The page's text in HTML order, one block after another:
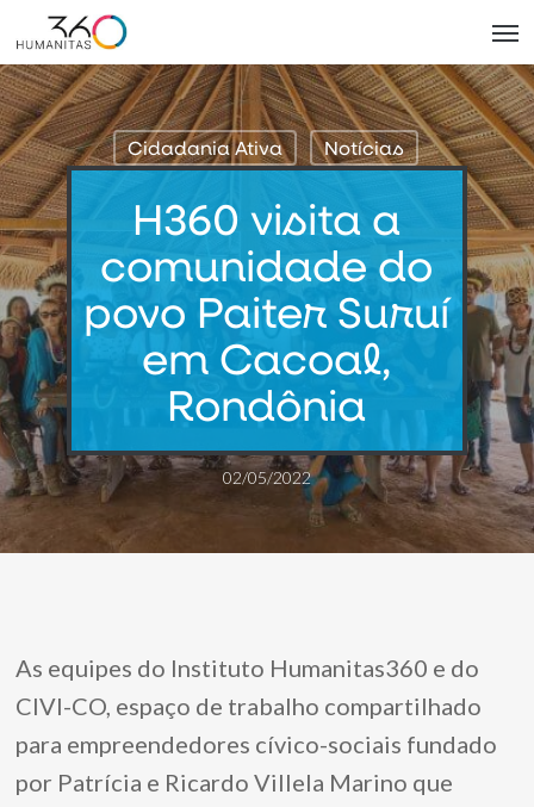
to
main
content
Cidadania Ativa Notícias
H360 visita a
comunidade do
povo Paiter Suruí
em Cacoal,
Rondônia
02/05/2022
As equipes do Instituto Humanitas360 e do
CIVI-CO, espaço de trabalho compartilhado
para empreendedores cívico-sociais fundado
por Patrícia e Ricardo Villela Marino que